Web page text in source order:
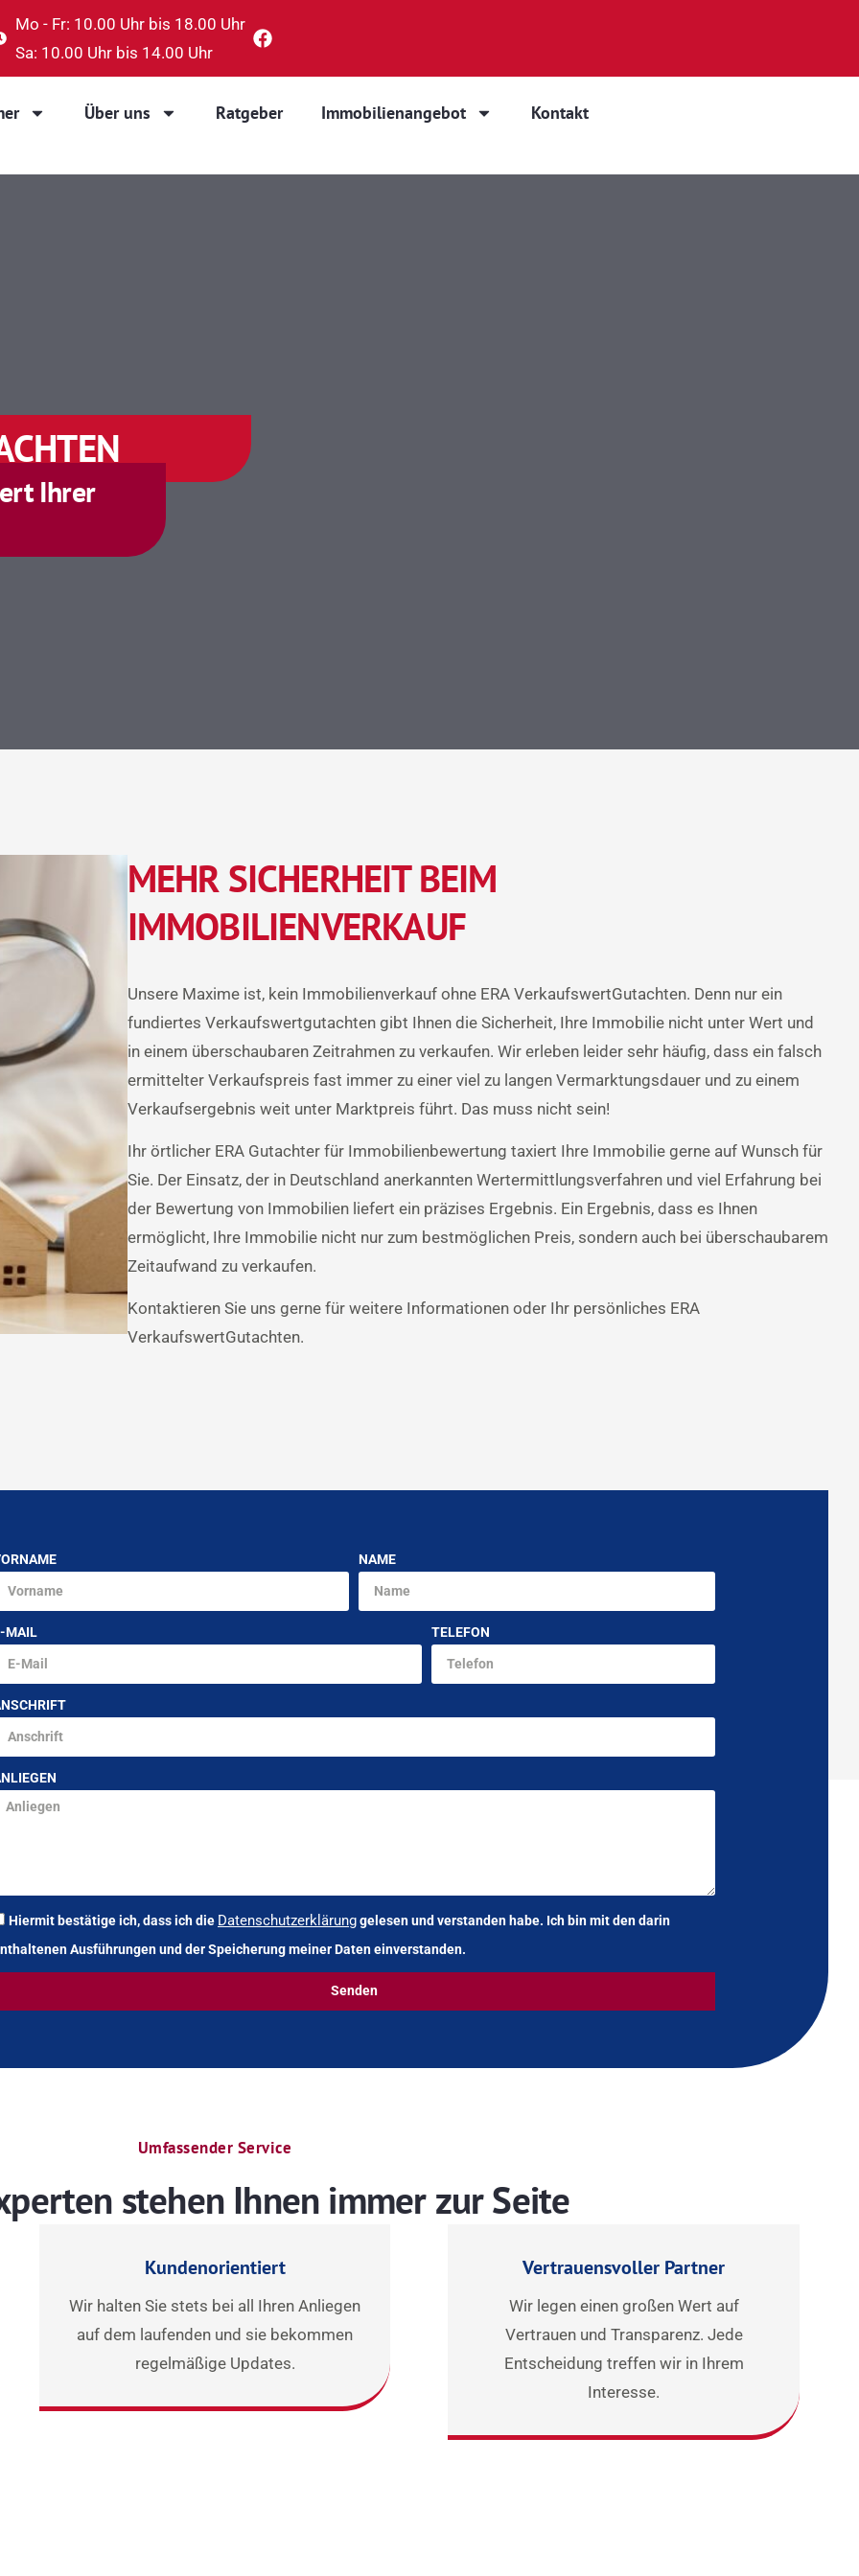
Mo - Fr: 10.00 Uhr bis 18.00 Uhr
Sa: 10.00 Uhr bis 14.00 Uhr
Über uns Ratgeber Immobilienangebot Kontakt
Ihrer
MEHR SICHERHEIT BEIM
IMMOBILIENVERKAUF
Unsere Maxime ist, kein Immobilienverkauf ohne ERA VerkaufswertGutachten. Denn nur ein
fundiertes Verkaufswertgutachten gibt Ihnen die Sicherheit, Ihre Immobilie nicht unter Wert und
in einem überschaubaren Zeitrahmen zu verkaufen. Wir erleben leider sehr häufig, dass ein falsch
ermittelter Verkaufspreis fast immer zu einer viel zu langen Vermarktungsdauer und zu einem
Verkaufsergebnis weit unter Marktpreis führt. Das muss nicht sein!
Ihr örtlicher ERA Gutachter für Immobilienbewertung taxiert Ihre Immobilie gerne auf Wunsch für
Sie. Der Einsatz, der in Deutschland anerkannten Wertermittlungsverfahren und viel Erfahrung bei
der Bewertung von Immobilien liefert ein präzises Ergebnis. Ein Ergebnis, dass es Ihnen
ermöglicht, Ihre Immobilie nicht nur zum bestmöglichen Preis, sondern auch bei überschaubarem
Zeitaufwand zu verkaufen.
Kontaktieren Sie uns gerne für weitere Informationen oder Ihr persönliches ERA
VerkaufswertGutachten.
NAME
MAIL TELEFON
Hiermit bestätige ich, dass ich die Datenschutzerklärunggelesen und verstanden habe. Ich bin mit den darin
Ausführungen und der Speicherung meiner Daten einverstanden.
Senden
Umfassender Service
stehen Ihnen immer zur Seite
Kundenorientiert
Wir halten Sie stets bei all Ihren Anliegen
auf dem laufenden und sie bekommen
regelmäßige Updates.
Vertrauensvoller Partner
Wir legen einen großen Wert auf
Vertrauen und Transparenz. Jede
Entscheidung treffen wir in Ihrem
Interesse.